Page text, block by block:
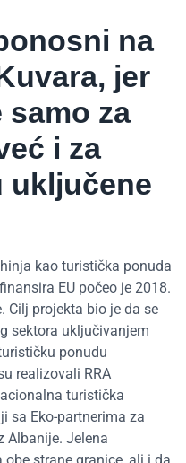
na
jer
samo za
i za
uključene
kao turistička ponuda
EU počeo je 2018.
Cilj projekta bio je da se
sektora uključivanjem
ponudu
realizovali RRA
turistička
sa Eko-partnerima za
Albanije. Jelena
strane granice, ali i da